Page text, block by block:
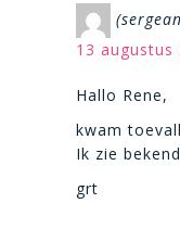
13 augustus
Hallo Rene,
kwam
Ik zie
grt